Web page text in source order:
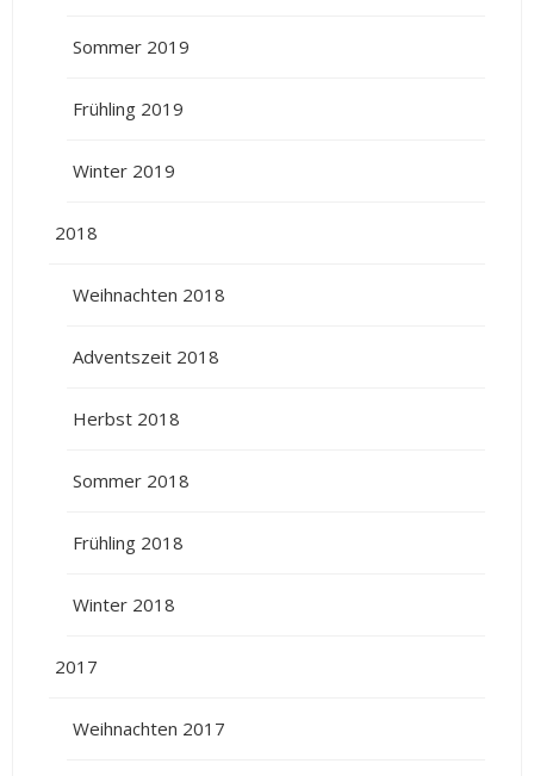
Sommer 2019
Frühling 2019
Winter 2019
2018
Weihnachten 2018
Adventszeit 2018
Herbst 2018
Sommer 2018
Frühling 2018
Winter 2018
2017
Weihnachten 2017